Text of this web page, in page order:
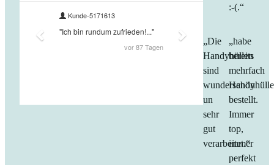
:-(.“
„Die
Handyhüllen
sind
wunderschön
un
sehr
gut
verarbeitet.“
„habe
bereits
mehrfach
bestellt.
Immer
top,
immer
perfekt